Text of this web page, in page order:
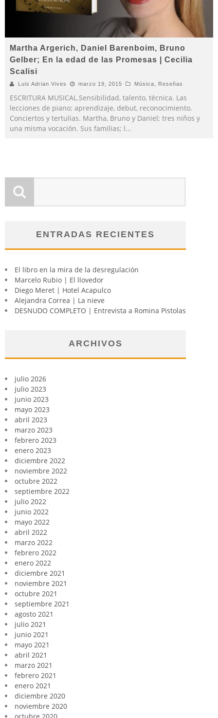
Martha Argerich, Daniel Barenboim, Bruno
Gelber; En la edad de las Promesas | Cecilia
Scalisi
Luis Adrian Vives marzo 19, 2015 Música Reseñas
ESCRITURA MUSICAL.Sensibilidad, talento, técnica. Las
lecciones de piano; aprendizaje, debut, reconocimiento.
Conciertos y tertulias. Martha, Bruno y Daniel; tres niños y
una misma vocación. Sus familias; l...
ENTRADAS RECIENTES
El libro en la mira de la desregulación
Marcelo Rubio | El llovedor
Diego Meret | Hotel Acapulco
Alejandra Correa | La nieve
DESNUDO COMPLETO | Entrevista a Romina Pistolas
ARCHIVOS
julio 2026
julio 2023
junio 2023
mayo 2023
abril 2023
marzo 2023
febrero 2023
enero 2023
diciembre 2022
noviembre 2022
octubre 2022
septiembre 2022
julio 2022
junio 2022
mayo 2022
abril 2022
marzo 2022
febrero 2022
enero 2022
diciembre 2021
noviembre 2021
octubre 2021
septiembre 2021
agosto 2021
julio 2021
junio 2021
mayo 2021
abril 2021
marzo 2021
febrero 2021
enero 2021
diciembre 2020
noviembre 2020